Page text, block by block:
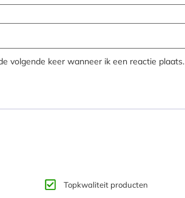
volgende keer wanneer ik een reactie plaats.
Topkwaliteit producten